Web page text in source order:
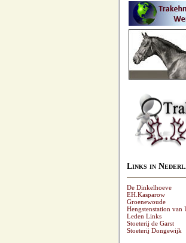
Links in
De Dinkelhoeve
EH.Kasparow
Groenewoude
Hengstenstation van
Leden Links
Stoeterij de Garst
Stoeterij Dongewijk